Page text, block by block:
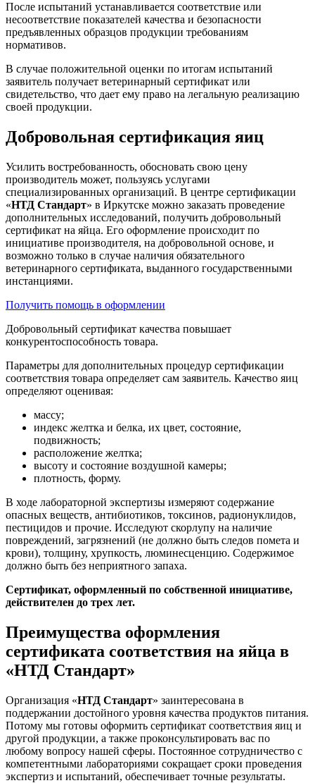
После испытаний устанавливается соответствие или
несоответствие показателей качества и безопасности
предъявленных образцов продукции требованиям
нормативов.
В случае положительной оценки по итогам испытаний
заявитель получает ветеринарный сертификат или
свидетельство, что дает ему право на легальную реализацию
своей продукции.
Добровольная сертификация яиц
Усилить востребованность, обосновать свою цену
производитель может, пользуясь услугами
специализированных организаций. В центре сертификации
«НТД Стандарт» в Иркутске можно заказать проведение
дополнительных исследований, получить добровольный
сертификат на яйца. Его оформление происходит по
инициативе производителя, на добровольной основе, и
возможно только в случае наличия обязательного
ветеринарного сертификата, выданного государственными
инстанциями.
Получить помощь в оформлении
Добровольный сертификат качества повышает
конкурентоспособность товара.
Параметры для дополнительных процедур сертификации
соответствия товара определяет сам заявитель. Качество яиц
определяют оценивая:
массу;
индекс желтка и белка, их цвет, состояние,
подвижность;
расположение желтка;
высоту и состояние воздушной камеры;
плотность, форму.
В ходе лабораторной экспертизы измеряют содержание
опасных веществ, антибиотиков, токсинов, радионуклидов,
пестицидов и прочие. Исследуют скорлупу на наличие
повреждений, загрязнений (не должно быть следов помета и
крови), толщину, хрупкость, люминесценцию. Содержимое
должно быть без неприятного запаха.
Сертификат, оформленный по собственной инициативе,
действителен до трех лет.
Преимущества оформления
сертификата соответствия на яйца в
«НТД Стандарт»
Организация «НТД Стандарт» заинтересована в
поддержании достойного уровня качества продуктов питания.
Потому мы готовы оформить сертификат соответствия яиц и
другой продукции, а также проконсультировать вас по
любому вопросу нашей сферы. Постоянное сотрудничество с
компетентными лабораториями сокращает сроки проведения
экспертиз и испытаний, обеспечивает точные результаты.